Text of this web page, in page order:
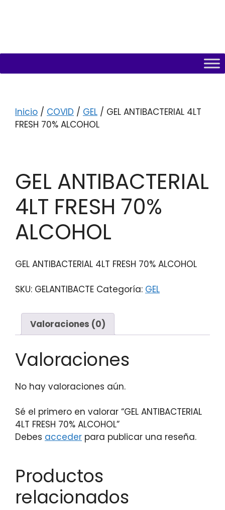
Inicio / COVID / GEL / GEL ANTIBACTERIAL 4LT
FRESH 70% ALCOHOL
GEL ANTIBACTERIAL
4LT FRESH 70%
ALCOHOL
GEL ANTIBACTERIAL 4LT FRESH 70% ALCOHOL
SKU: GELANTIBACTE Categoría: GEL
Valoraciones (0)
Valoraciones
No hay valoraciones aún.
Sé el primero en valorar “GEL ANTIBACTERIAL
4LT FRESH 70% ALCOHOL”
Debes acceder para publicar una reseña.
Productos
relacionados